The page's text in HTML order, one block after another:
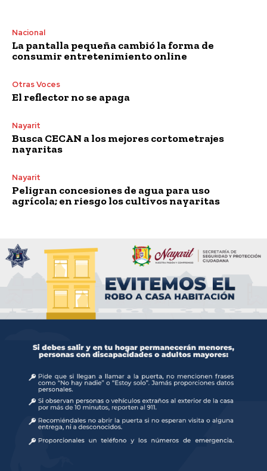
Nacional
La pantalla pequeña cambió la forma de
consumir entretenimiento online
Otras Voces
El reflector no se apaga
Nayarit
Busca CECAN a los mejores cortometrajes
nayaritas
Nayarit
Peligran concesiones de agua para uso
agrícola; en riesgo los cultivos nayaritas